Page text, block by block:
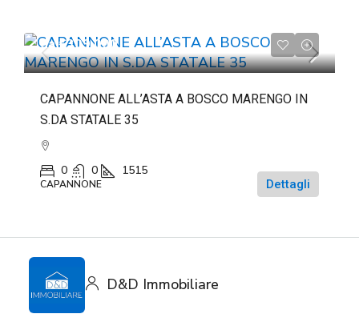
da€309.000
CAPANNONE ALL’ASTA A BOSCO MARENGO IN
S.DA STATALE 35
0 0 1515
CAPANNONE Dettagli
D&D Immobiliare